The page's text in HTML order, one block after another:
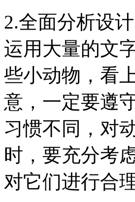
2.全面分析设
运用大量的文
些小动物，看
意，一定要遵
习惯不同，对
时，要充分考
对它们进行合